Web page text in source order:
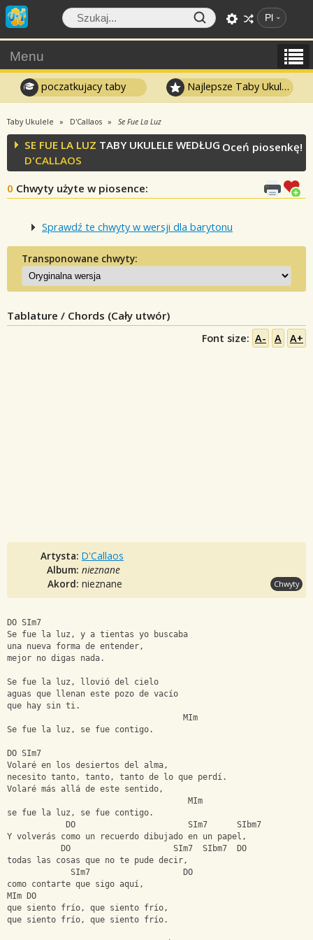
Pl
Menu
poczatkujacy taby Najlepsze Taby Ukulele
Taby Ukulele D'Callaos Se Fue La Luz
SE FUE LA LUZ TABY UKULELE WEDŁUG
D'CALLAOS
0 Chwyty użyte w piosence:
Oceń piosenkę!
Sprawdź te chwyty w wersji dla barytonu
Transponowane chwyty:
Tablature / Chords (Cały utwór)
Font size: A- A A+
Artysta: D'Callaos
Album: nieznane
Akord: nieznane Chwyty
DO SIm7
Se fue la luz, y a tientas yo buscaba
una nueva forma de entender,
mejor no digas nada.
Se fue la luz, llovió del cielo
aguas que llenan este pozo de vacío
que hay sin ti.
                                    MIm
Se fue la luz, se fue contigo.
DO SIm7
Volaré en los desiertos del alma,
necesito tanto, tanto, tanto de lo que perdí.
Volaré más allá de este sentido,
                                     MIm
se fue la luz, se fue contigo.
DO                       SIm7      SIbm7
Y volverás como un recuerdo dibujado en un papel,
           DO                     SIm7  SIbm7  DO
todas las cosas que no te pude decir,
             SIm7                   DO
como contarte que sigo aquí,
MIm DO
que siento frío, que siento frío,
que siento frío, que siento frío.